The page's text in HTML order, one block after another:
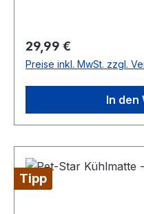
einem feuchten Tuch
einsetzbar und
70 cm
Regulärer Preis:
29,99 €
Preise inkl. MwSt. zzgl.
In den
Tipp